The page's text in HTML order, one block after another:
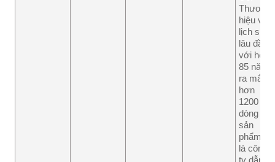
Thương
hiệu với
lịch sử
lâu đầu
với hơn
85 năm,
ra mắt
hơn
1200
dòng
sản
phẩm và
là công